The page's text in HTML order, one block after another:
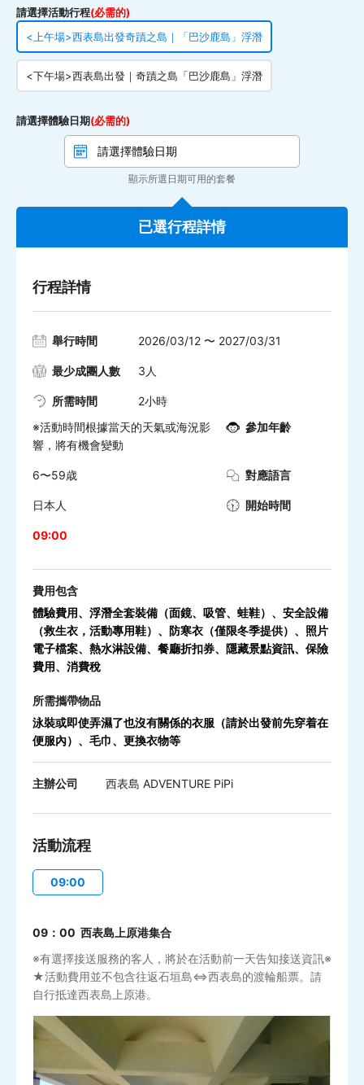
請選擇活動行程(必需的)
<上午場>西表島出發奇蹟之島｜「巴沙鹿島」浮潛
<下午場>西表島出發｜奇蹟之島「巴沙鹿島」浮潛
請選擇體驗日期(必需的)
顯示所選日期可用的套餐
已選行程詳情
行程詳情
舉行時間 2026/03/12 〜 2027/03/31
最少成團人數 3人
所需時間
2小時
※活動時間根據當天的天氣或海況影
響，將有機會變動
參加年齡
6〜59歳 對應語言
日本人 開始時間
09:00
費用包含
體驗費用、浮潛全套裝備（面鏡、吸管、蛙鞋）、安全設備
（救生衣，活動專用鞋）、防寒衣（僅限冬季提供）、照片
電子檔案、熱水淋設備、餐廳折扣券、隱藏景點資訊、保險
費用、消費稅
所需攜帶物品
泳裝或即使弄濕了也沒有關係的衣服（請於出發前先穿着在
便服內）、毛巾、更換衣物等
主辦公司 西表島 ADVENTURE PiPi
活動流程
09:00
09：00 西表島上原港集合
※有選擇接送服務的客人，將於在活動前一天告知接送資訊※
★活動費用並不包含往返石垣島⇔西表島的渡輪船票。請
自行抵達西表島上原港。